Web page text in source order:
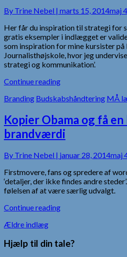
By Trine Nebel | marts 15, 2014maj
Her får du inspiration til strategi for
gratis eksempler i indlægget er
som inspiration for mine kursister
Journalisthøjskole, hvor jeg
strategi og kommunikation’.
Continue reading
Branding Budskabshåndtering MÅ
Kopier Obama og få
brandværdi
By Trine Nebel | januar 28, 2014maj
Firstmovere, fans og spredere af
‘detaljer, der ikke findes andre
følelsen af at være særlig udvalgt.
Continue reading
Navigation
til
Ældre indlæg
Hjælp til din tale?